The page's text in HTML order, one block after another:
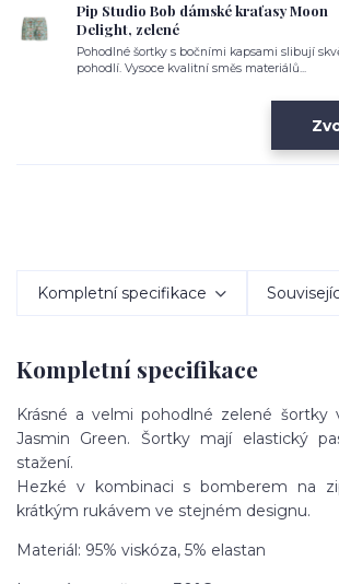
Pip Studio Bob dámské kraťasy Moon
Delight, zelené
Pohodlné šortky s bočními kapsami slibují
pohodlí. Vysoce kvalitní směs materiálů...
Kompletní specifikace
Kompletní specifikace
Krásné a velmi pohodlné zelené šortky
Jasmin Green. Šortky mají elastický
stažení.
Hezké v kombinaci s bomberem na
krátkým rukávem ve stejném designu.
Materiál: 95% viskóza, 5% elastan